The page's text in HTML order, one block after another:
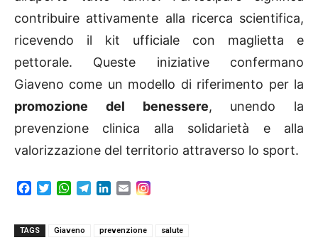
all’aperto tutto l’anno. Partecipare significa
contribuire attivamente alla ricerca scientifica,
ricevendo il kit ufficiale con maglietta e
pettorale. Queste iniziative confermano
Giaveno come un modello di riferimento per la
promozione del benessere, unendo la
prevenzione clinica alla solidarietà e alla
c
a
n
a